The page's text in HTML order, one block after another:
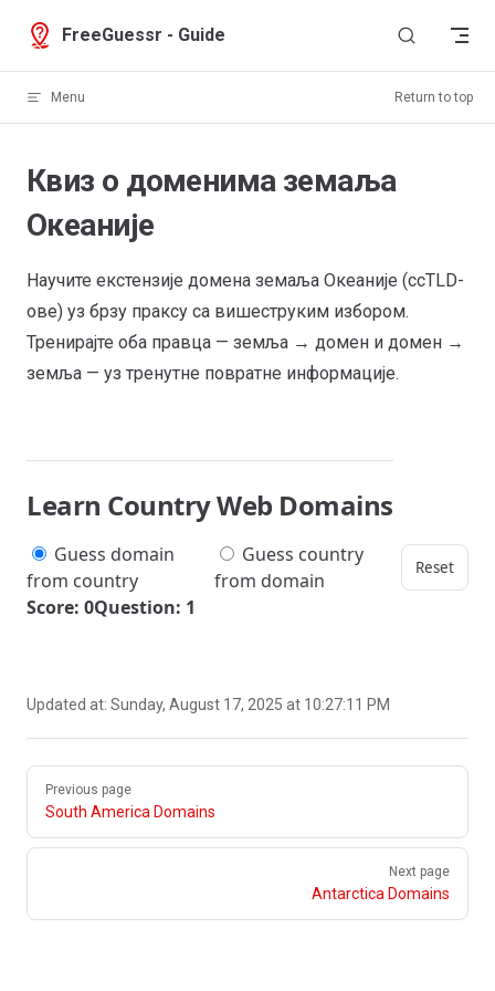
Skip to content
FreeGuessr - Guide
Menu Return to top
Квиз о доменима земаља
Океаније
Научите екстензије домена земаља Океаније (ccTLD-
ове) уз брзу праксу са вишеструким избором.
Тренирајте оба правца — земља → домен и домен →
земља — уз тренутне повратне информације.
Learn Country Web Domains
Guess domain
from country
Guess country
from domain
Reset
Score: 0Question: 1
Updated at: Sunday, August 17, 2025 at 10:27:11 PM
Pager
Previous page
South America Domains
Next page
Antarctica Domains